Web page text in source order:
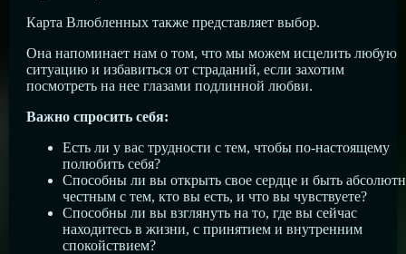
Карта Влюбленных также представляет выбор.
Она напоминает нам о том, что мы можем исцелить любую
ситуацию и избавиться от страданий, если захотим
посмотреть на нее глазами подлинной любви.
Важно спросить себя:
Есть ли у вас трудности с тем, чтобы по-настоящему
полюбить себя?
Способны ли вы открыть свое сердце и быть
честным с тем, кто вы есть, и что вы чувствуете?
Способны ли вы взглянуть на то, где вы сейчас
находитесь в жизни, с принятием и внутренним
спокойствием?